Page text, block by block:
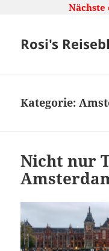
Nächste
Rosi's
Kategorie:
Nicht nur